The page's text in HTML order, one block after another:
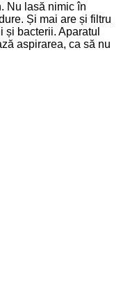
Nu lasă nimic în
Și mai are și filtru
și bacterii. Aparatul
aspirarea, ca să nu